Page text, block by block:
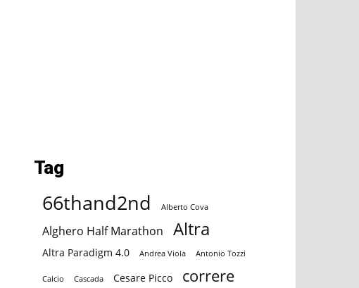
Tag
66thand2nd Alberto Cova
Alghero Half Marathon Altra
Altra Paradigm 4.0 Andrea Viola Antonio Tozzi
Calcio Cascada Cesare Picco correre